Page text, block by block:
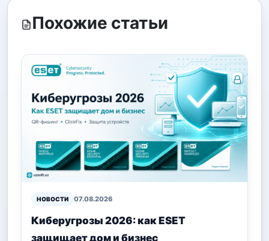
Похожие статьи
НОВОСТИ 07.08.2026
Киберугрозы 2026: как ESET
защищает дом и бизнес